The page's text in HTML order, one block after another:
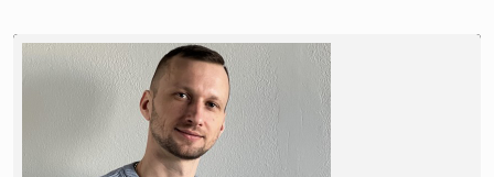
МИНИ-ПОГРУЗЧИК CASE 250
МИНИ-ПОГРУЗЧИК JCB 190
МИНИ-ПОГРУЗЧИК JCB 300